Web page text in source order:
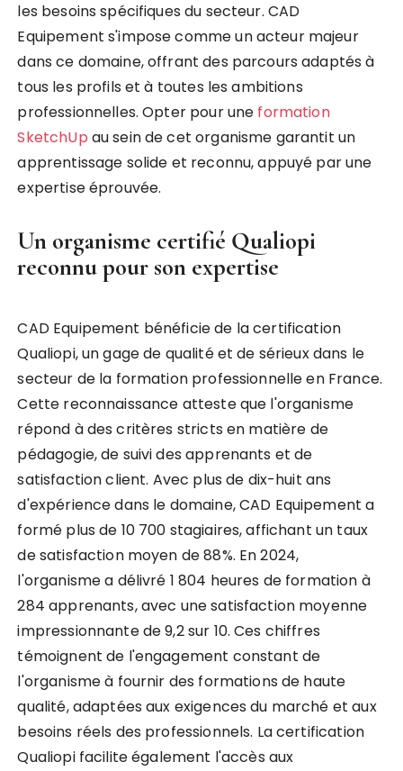
les besoins spécifiques du secteur. CAD
Equipement s'impose comme un acteur majeur
dans ce domaine, offrant des parcours adaptés à
tous les profils et à toutes les ambitions
professionnelles. Opter pour une formation
SketchUp au sein de cet organisme garantit un
apprentissage solide et reconnu, appuyé par une
expertise éprouvée.
Un organisme certifié Qualiopi
reconnu pour son expertise
CAD Equipement bénéficie de la certification
Qualiopi, un gage de qualité et de sérieux dans le
secteur de la formation professionnelle en France.
Cette reconnaissance atteste que l'organisme
répond à des critères stricts en matière de
pédagogie, de suivi des apprenants et de
satisfaction client. Avec plus de dix-huit ans
d'expérience dans le domaine, CAD Equipement a
formé plus de 10 700 stagiaires, affichant un taux
de satisfaction moyen de 88%. En 2024,
l'organisme a délivré 1 804 heures de formation à
284 apprenants, avec une satisfaction moyenne
impressionnante de 9,2 sur 10. Ces chiffres
témoignent de l'engagement constant de
l'organisme à fournir des formations de haute
qualité, adaptées aux exigences du marché et aux
besoins réels des professionnels. La certification
Qualiopi facilite également l'accès aux